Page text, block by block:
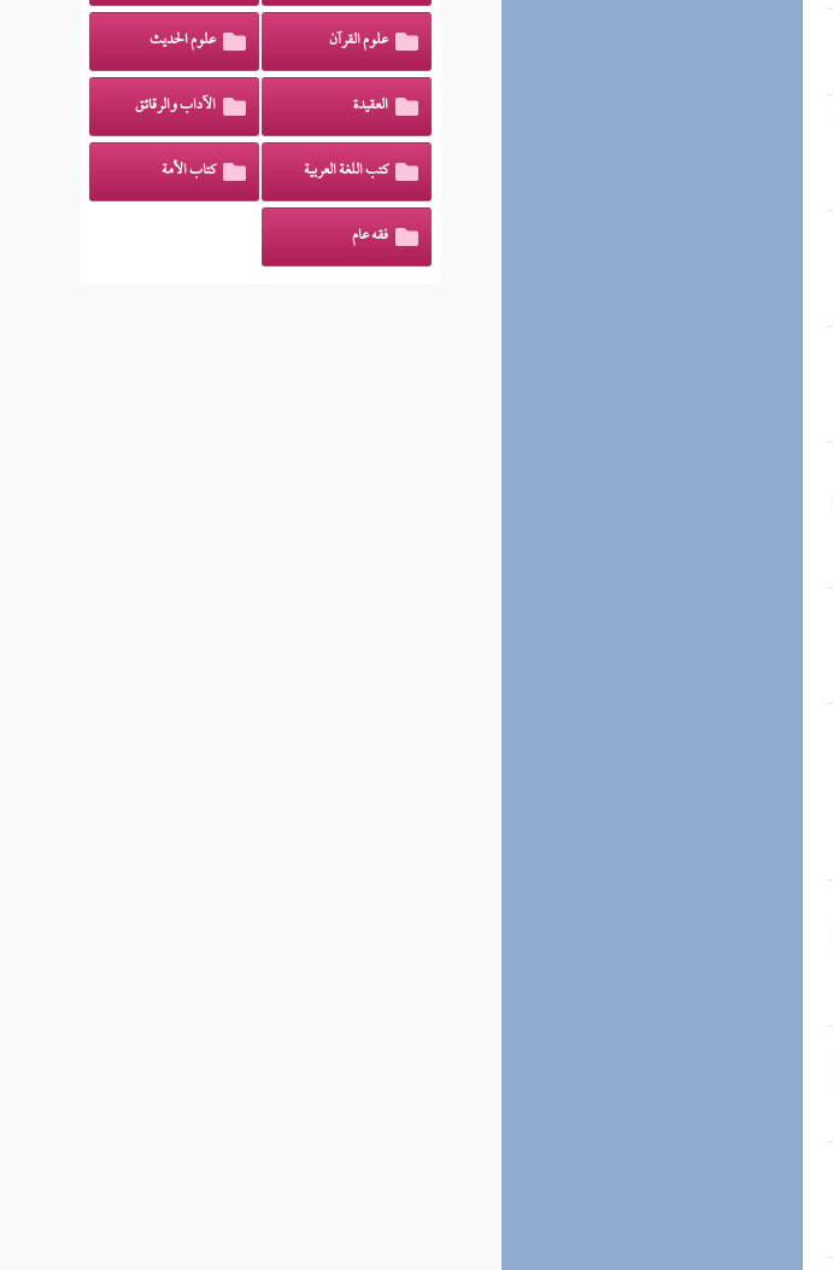
علوم القرآن علوم الحديث
العقيدة الآداب والرقائق
كتب اللغة العربية كتاب الأمة
فقه عام